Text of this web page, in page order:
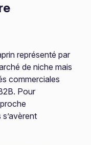
représenté par
de niche mais
commerciales
Pour